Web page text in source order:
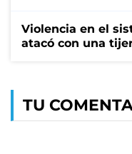
Violencia en el
atacó con una
TU